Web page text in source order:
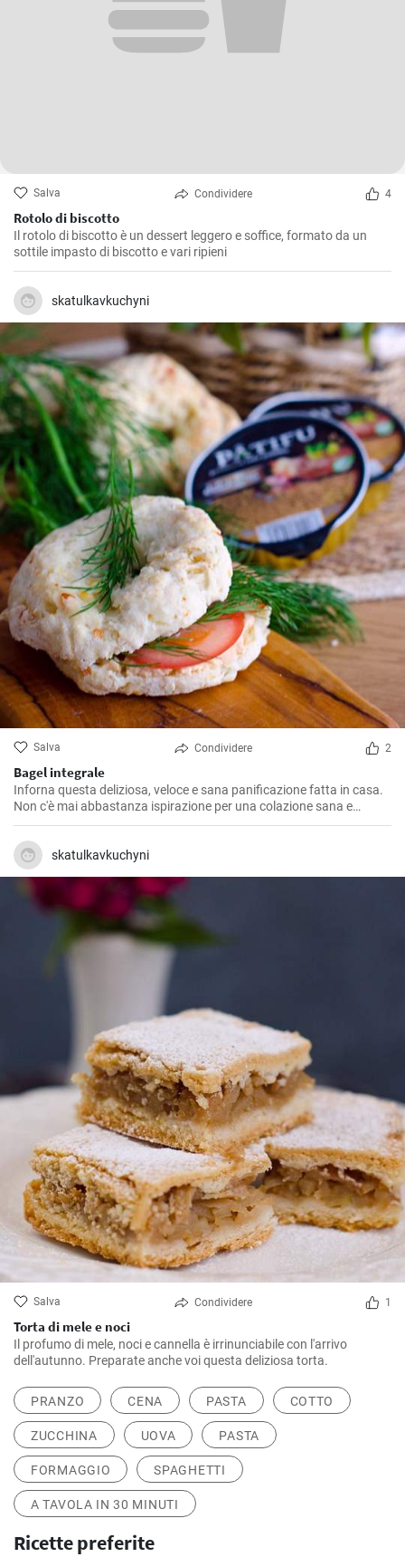
Salva Condividere 4
Rotolo di biscotto
Il rotolo di biscotto è un dessert leggero e soffice, formato da un
sottile impasto di biscotto e vari ripieni
skatulkavkuchyni
Salva Condividere 2
Bagel integrale
Inforna questa deliziosa, veloce e sana panificazione fatta in casa.
Non c'è mai abbastanza ispirazione per una colazione sana e
gustosa.
skatulkavkuchyni
Salva Condividere 1
Torta di mele e noci
Il profumo di mele, noci e cannella è irrinunciabile con l'arrivo
dell'autunno. Preparate anche voi questa deliziosa torta.
PRANZO CENA PASTA COTTO
ZUCCHINA UOVA PASTA
FORMAGGIO SPAGHETTI
A TAVOLA IN 30 MINUTI
Ricette preferite